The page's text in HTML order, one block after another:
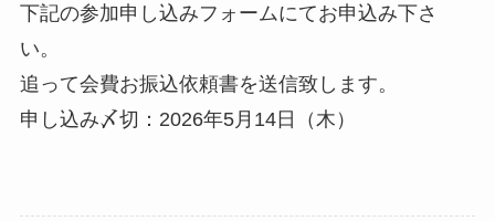
下記の参加申し込みフォームにてお申込み下さ
い。
追って会費お振込依頼書を送信致します。
申し込み〆切：2026年5月14日（木）